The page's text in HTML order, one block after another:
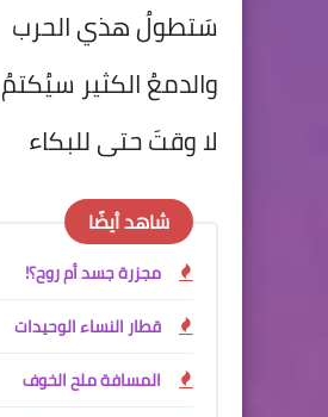
سَتطولُ هذي الحرب
والدمعُ الكثير سيُكتمُ
لا وقتَ حتى للبكاء
شاهد أيضًا
مجزرة جسد أم روح؟!
قطار النساء الوحيدات
المسافة ملح الخوف